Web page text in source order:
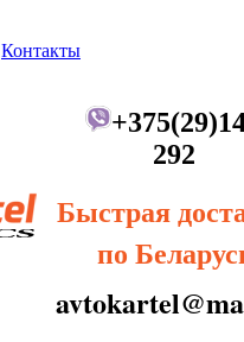
Контакты
292
Быстрая
по